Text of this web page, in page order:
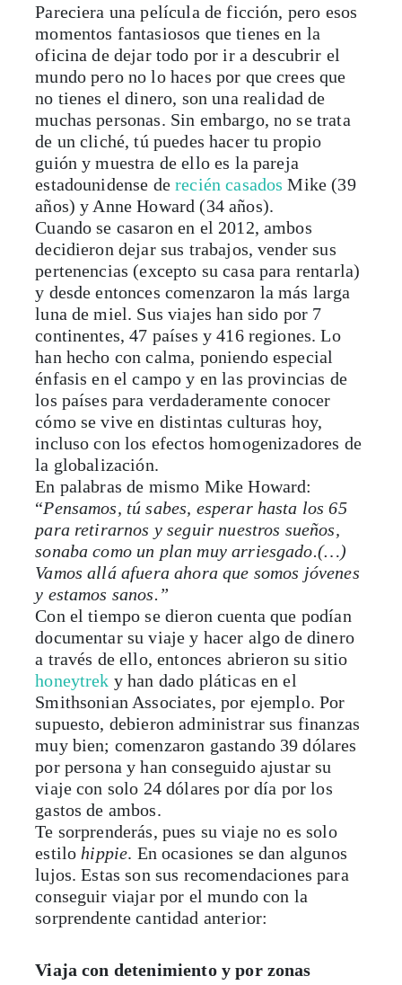
Pareciera una película de ficción, pero esos
momentos fantasiosos que tienes en la
oficina de dejar todo por ir a descubrir el
mundo pero no lo haces por que crees que
no tienes el dinero, son una realidad de
muchas personas. Sin embargo, no se trata
de un cliché, tú puedes hacer tu propio
guión y muestra de ello es la pareja
estadounidense derecién casados Mike (39
años) y Anne Howard (34 años).
Cuando se casaron en el 2012, ambos
decidieron dejar sus trabajos, vender sus
pertenencias (excepto su casa para rentarla)
y desde entonces comenzaron la más larga
luna de miel. Sus viajes han sido por 7
continentes, 47 países y 416 regiones. Lo
han hecho con calma, poniendo especial
énfasis en el campo y en las provincias de
los países para verdaderamente conocer
cómo se vive en distintas culturas hoy,
incluso con los efectos homogenizadores de
la globalización.
En palabras de mismo Mike Howard:
“Pensamos, tú sabes, esperar hasta los 65
para retirarnos y seguir nuestros sueños,
sonaba como un plan muy arriesgado.(…)
Vamos allá afuera ahora que somos jóvenes
y estamos sanos.”
Con el tiempo se dieron cuenta que podían
documentar su viaje y hacer algo de dinero
a través de ello, entonces abrieron su sitio
honeytrek y han dado pláticas en el
Smithsonian Associates, por ejemplo. Por
supuesto, debieron administrar sus finanzas
muy bien; comenzaron gastando 39 dólares
por persona y han conseguido ajustar su
viaje con solo 24 dólares por día por los
gastos de ambos.
Te sorprenderás, pues su viaje no es solo
estilo hippie. En ocasiones se dan algunos
lujos. Estas son sus recomendaciones para
conseguir viajar por el mundo con la
sorprendente cantidad anterior:
Viaja con detenimiento y por zonas